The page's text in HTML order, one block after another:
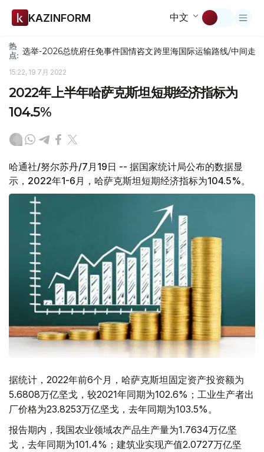
KAZINFORM 中文
热
点: 选举-2026总统府任免事件国情咨文跨里海国际运输路线/中间走廊
15:22, 19 7月 2022
2022年上半年哈萨克斯坦短期经济指标为
104.5%
哈通社/努尔苏丹/7月19日 -- 据国家统计局公布的数据显
示，2022年1-6月，哈萨克斯坦短期经济指标为104.5%。
据统计，2022年前6个月，哈萨克斯坦固定资产投资额为
5.6808万亿坚戈，较2021年同期为102.6%；工业生产者出
厂价格为23.8253万亿坚戈，去年同期为103.5%。
报告期内，我国农业领域农产品生产量为1.7634万亿坚
戈，去年同期为101.4%；建筑业实现产值2.0727万亿坚